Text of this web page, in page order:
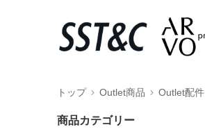
トップ Outlet商品 Outlet配件
商品カテゴリー